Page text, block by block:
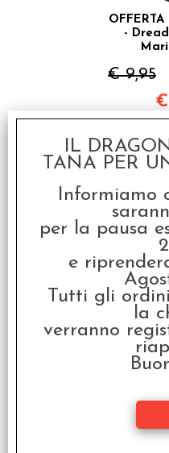
OFFERTA
-
€ 9,95
€
-
€ 9,95
€
IL
TANA PER
Informiamo
per la pausa
e
Tutti gli
la
verranno